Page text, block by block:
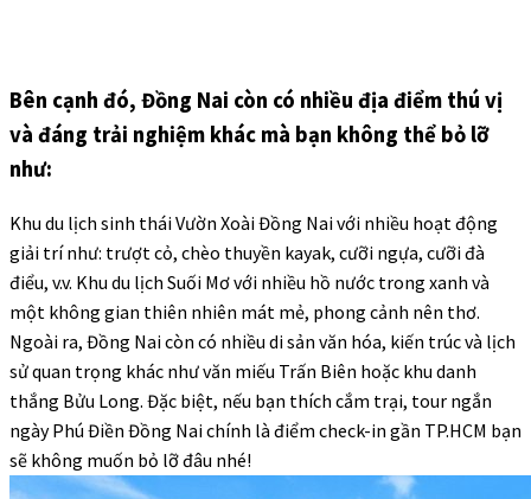
Bên cạnh đó, Đồng Nai còn có nhiều địa điểm thú vị
và đáng trải nghiệm khác mà bạn không thể bỏ lỡ
như:
Khu du lịch sinh thái Vườn Xoài Đồng Naivới nhiều hoạt động
giải trí như: trượt cỏ, chèo thuyền kayak, cưỡi ngựa, cưỡi đà
điểu, v.v. Khu du lịch Suối Mơvới nhiều hồ nước trong xanh và
một không gian thiên nhiên mát mẻ, phong cảnh nên thơ.
Ngoài ra, Đồng Nai còn có nhiều di sản văn hóa, kiến trúc và lịch
sử quan trọng khác như văn miếu Trấn Biên hoặc khu danh
thắng Bửu Long. Đặc biệt, nếu bạn thích cắm trại, tour ngắn
ngày Phú Điền Đồng Naichính là điểm check-in gần TP.HCM bạn
sẽ không muốn bỏ lỡ đâu nhé!